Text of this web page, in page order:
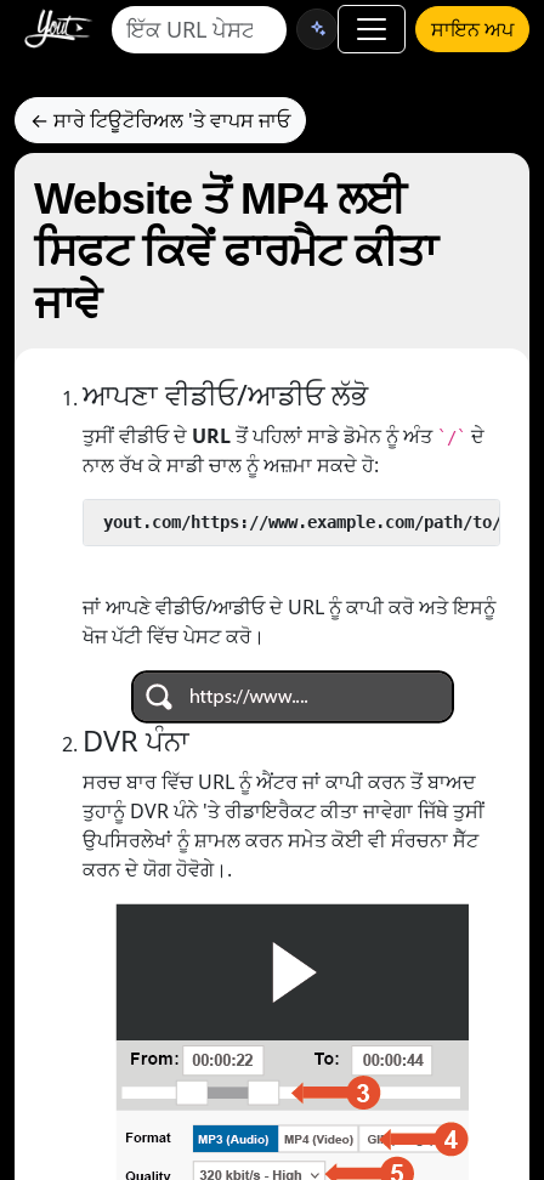
ਸਾਇਨ ਅਪ
← ਸਾਰੇ ਟਿਊਟੋਰਿਅਲ 'ਤੇ ਵਾਪਸ ਜਾਓ
Website ਤੋਂ MP4 ਲਈ
ਸਿਫਟ ਕਿਵੇਂ ਫਾਰਮੈਟ ਕੀਤਾ
ਜਾਵੇ
ਆਪਣਾ ਵੀਡੀਓ/ਆਡੀਓ ਲੱਭੋ
ਤੁਸੀਂ ਵੀਡੀਓ ਦੇ URLਤੋਂ ਪਹਿਲਾਂ ਸਾਡੇ ਡੋਮੇਨ ਨੂੰ ਅੰਤ `/` ਦੇ
ਨਾਲ ਰੱਖ ਕੇ ਸਾਡੀ ਚਾਲ ਨੂੰ ਅਜ਼ਮਾ ਸਕਦੇ ਹੋ:
yout.com/https://www.example.com/path/to/
ਜਾਂ ਆਪਣੇ ਵੀਡੀਓ/ਆਡੀਓ ਦੇ URL ਨੂੰ ਕਾਪੀ ਕਰੋ ਅਤੇ ਇਸਨੂੰ
ਖੋਜ ਪੱਟੀ ਵਿੱਚ ਪੇਸਟ ਕਰੋ।
DVR ਪੰਨਾ
ਸਰਚ ਬਾਰ ਵਿੱਚ URL ਨੂੰ ਐਂਟਰ ਜਾਂ ਕਾਪੀ ਕਰਨ ਤੋਂ ਬਾਅਦ
ਤੁਹਾਨੂੰ DVR ਪੰਨੇ 'ਤੇ ਰੀਡਾਇਰੈਕਟ ਕੀਤਾ ਜਾਵੇਗਾ ਜਿੱਥੇ ਤੁਸੀਂ
ਉਪਸਿਰਲੇਖਾਂ ਨੂੰ ਸ਼ਾਮਲ ਕਰਨ ਸਮੇਤ ਕੋਈ ਵੀ ਸੰਰਚਨਾ ਸੈੱਟ
ਕਰਨ ਦੇ ਯੋਗ ਹੋਵੋਗੇ।.